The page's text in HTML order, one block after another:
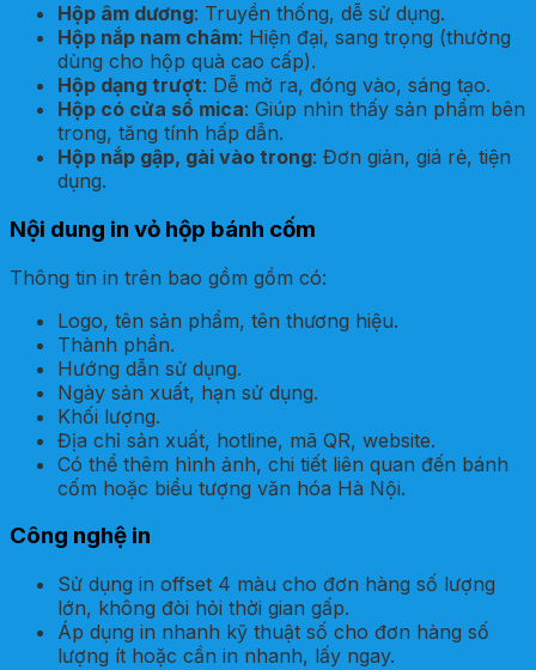
Hộp âm dương: Truyền thống, dễ sử dụng.
Hộp nắp nam châm: Hiện đại, sang trọng (thường
dùng cho hộp quà cao cấp).
Hộp dạng trượt: Dễ mở ra, đóng vào, sáng tạo.
Hộp có cửa sổ mica: Giúp nhìn thấy sản phẩm bên
trong, tăng tính hấp dẫn.
Hộp nắp gập, gài vào trong: Đơn giản, giá rẻ, tiện
dụng.
Nội dung in vỏ hộp bánh cốm
Thông tin in trên bao gồm gồm có:
Logo, tên sản phẩm, tên thương hiệu.
Thành phần.
Hướng dẫn sử dụng.
Ngày sản xuất, hạn sử dụng.
Khối lượng.
Địa chỉ sản xuất, hotline, mã QR, website.
Có thể thêm hình ảnh, chi tiết liên quan đến bánh
cốm hoặc biểu tượng văn hóa Hà Nội.
Công nghệ in
Sử dụng in offset 4 màu cho đơn hàng số lượng
lớn, không đòi hỏi thời gian gấp.
Áp dụng in nhanh kỹ thuật số cho đơn hàng số
lượng ít hoặc cần in nhanh, lấy ngay.